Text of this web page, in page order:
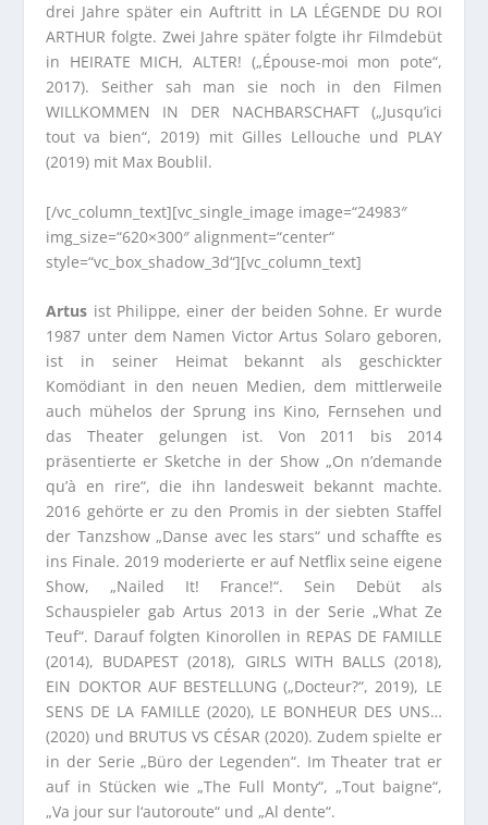
drei Jahre später ein Auftritt in LA LÉGENDE DU ROI
ARTHUR folgte. Zwei Jahre später folgte ihr Filmdebüt
in HEIRATE MICH, ALTER! („Épouse-moi mon pote“,
2017). Seither sah man sie noch in den Filmen
WILLKOMMEN IN DER NACHBARSCHAFT („Jusqu’ici
tout va bien“, 2019) mit Gilles Lellouche und PLAY
(2019) mit Max Boublil.
[/vc_column_text][vc_single_image image=“24983″
img_size=“620×300″ alignment=“center“
style=“vc_box_shadow_3d“][vc_column_text]
Artus ist Philippe, einer der beiden Sohne. Er wurde
1987 unter dem Namen Victor Artus Solaro geboren,
ist in seiner Heimat bekannt als geschickter
Komödiant in den neuen Medien, dem mittlerweile
auch mühelos der Sprung ins Kino, Fernsehen und
das Theater gelungen ist. Von 2011 bis 2014
präsentierte er Sketche in der Show „On n’demande
qu’à en rire“, die ihn landesweit bekannt machte.
2016 gehörte er zu den Promis in der siebten Staffel
der Tanzshow „Danse avec les stars“ und schaffte es
ins Finale. 2019 moderierte er auf Netflix seine eigene
Show, „Nailed It! France!“. Sein Debüt als
Schauspieler gab Artus 2013 in der Serie „What Ze
Teuf“. Darauf folgten Kinorollen in REPAS DE FAMILLE
(2014), BUDAPEST (2018), GIRLS WITH BALLS (2018),
EIN DOKTOR AUF BESTELLUNG („Docteur?“, 2019), LE
SENS DE LA FAMILLE (2020), LE BONHEUR DES UNS…
(2020) und BRUTUS VS CÉSAR (2020). Zudem spielte er
in der Serie „Büro der Legenden“. Im Theater trat er
auf in Stücken wie „The Full Monty“, „Tout baigne“,
„Va jour sur l‘autoroute“ und „Al dente“.